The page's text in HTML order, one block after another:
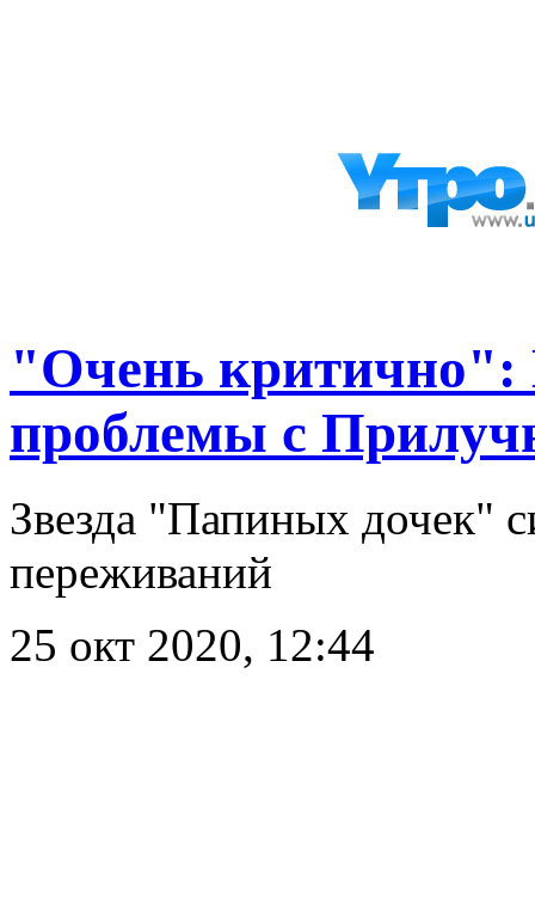
"Очень критично":
проблемы с
Звезда "Папиных дочек"
переживаний
25 окт 2020, 12:44